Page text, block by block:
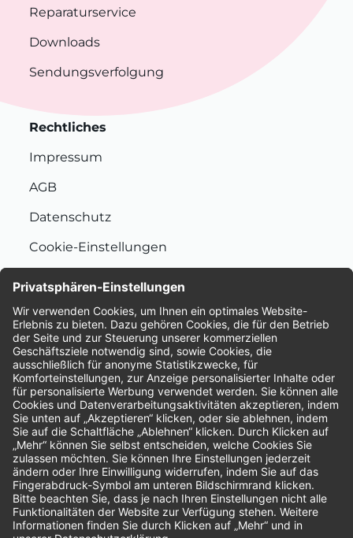
Reparaturservice
Downloads
Sendungsverfolgung
Rechtliches
Impressum
AGB
Datenschutz
Cookie-Einstellungen
Bewertungen